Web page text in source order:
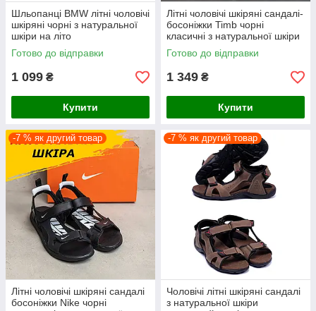
Шльопанці BMW літні чоловічі
шкіряні чорні з натуральної
шкіри на літо
Готово до відправки
1 099 ₴
Купити
Літні чоловічі шкіряні сандалі-
босоніжки Timb чорні
класичні з натуральної шкіри
на літо взуття *Т-10 ч*
Готово до відправки
1 349 ₴
Купити
-7 % як другий товар
Літні чоловічі шкіряні сандалі
босоніжки Nike чорні
-7 % як другий товар
Чоловічі літні шкіряні сандалі
з натуральної шкіри